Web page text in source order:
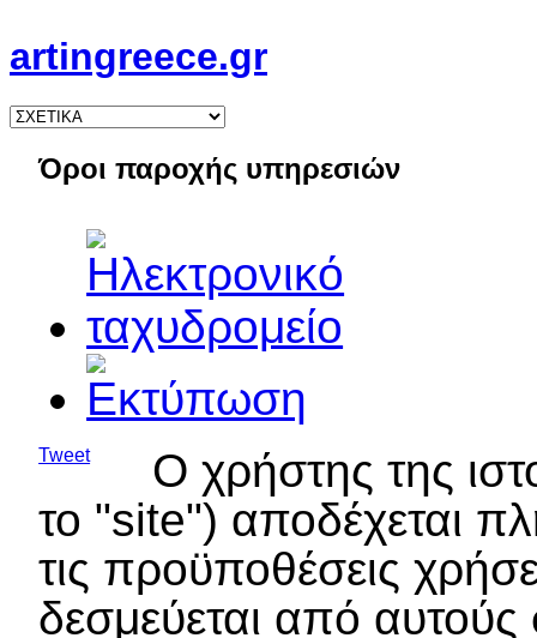
artingreece.gr
Όροι παροχής υπηρεσιών
Tweet
Ο χρήστης της
το "site") αποδέχεται
τις προϋποθέσεις
δεσμεύεται από